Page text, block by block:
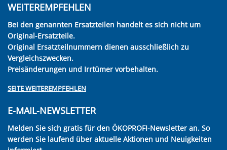
WEITEREMPFEHLEN
Bei den genannten Ersatzteilen handelt es sich nicht um
Original-Ersatzteile.
Original Ersatzteilnummern dienen ausschließlich zu
Vergleichszwecken.
Preisänderungen und Irrtümer vorbehalten.
SEITE WEITEREMPFEHLEN
E-MAIL-NEWSLETTER
Melden Sie sich gratis für den ÖKOPROFI-Newsletter an. So
werden Sie laufend über aktuelle Aktionen und Neuigkeiten